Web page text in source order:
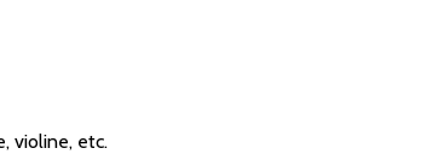
violine, etc.